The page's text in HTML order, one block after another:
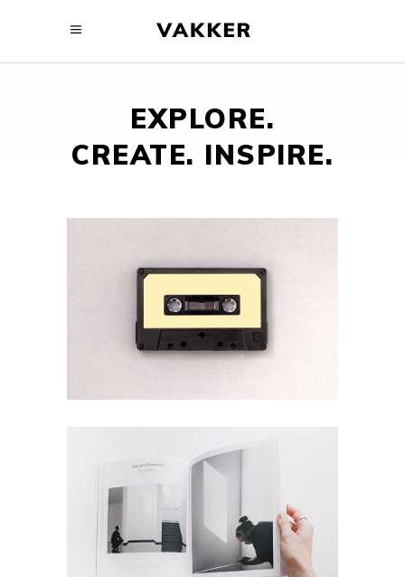
EXPLORE.
CREATE. INSPIRE.